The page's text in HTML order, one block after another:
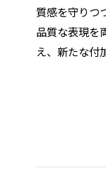
質感を守りつ
品質な表現を
え、新たな付